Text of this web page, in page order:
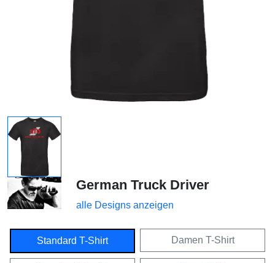
German Truck Driver
alle Designs anzeigen
Standard T-Shirt Damen T-Shirt